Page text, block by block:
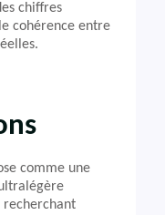
chiffres
cohérence entre
comme une
recherchant